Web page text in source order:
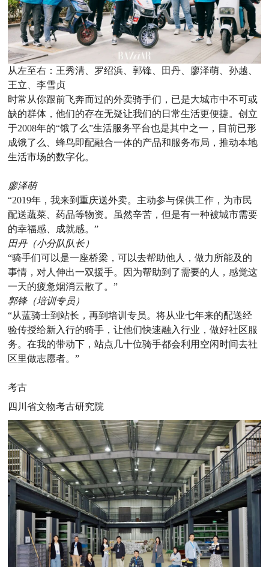
从左至右：王秀清、罗绍浜、郭锋、田丹、廖泽萌、孙越、
王立、李雪贞
时常从你跟前飞奔而过的外卖骑手们，已是大城市中不可或
缺的群体，他们的存在无疑让我们的日常生活更便捷。创立
于2008年的“饿了么”生活服务平台也是其中之一，目前已形
成饿了么、蜂鸟即配融合一体的产品和服务布局，推动本地
生活市场的数字化。
廖泽萌
“2019年，我来到重庆送外卖。主动参与保供工作，为市民
配送蔬菜、药品等物资。虽然辛苦，但是有一种被城市需要
的幸福感、成就感。”
田丹（小分队队长）
“骑手们可以是一座桥梁，可以去帮助他人，做力所能及的
事情，对人伸出一双援手。因为帮助到了需要的人，感觉这
一天的疲惫烟消云散了。”
郭锋（培训专员）
“从蓝骑士到站长，再到培训专员。将从业七年来的配送经
验传授给新入行的骑手，让他们快速融入行业，做好社区服
务。在我的带动下，站点几十位骑手都会利用空闲时间去社
区里做志愿者。”
考古
四川省文物考古研究院